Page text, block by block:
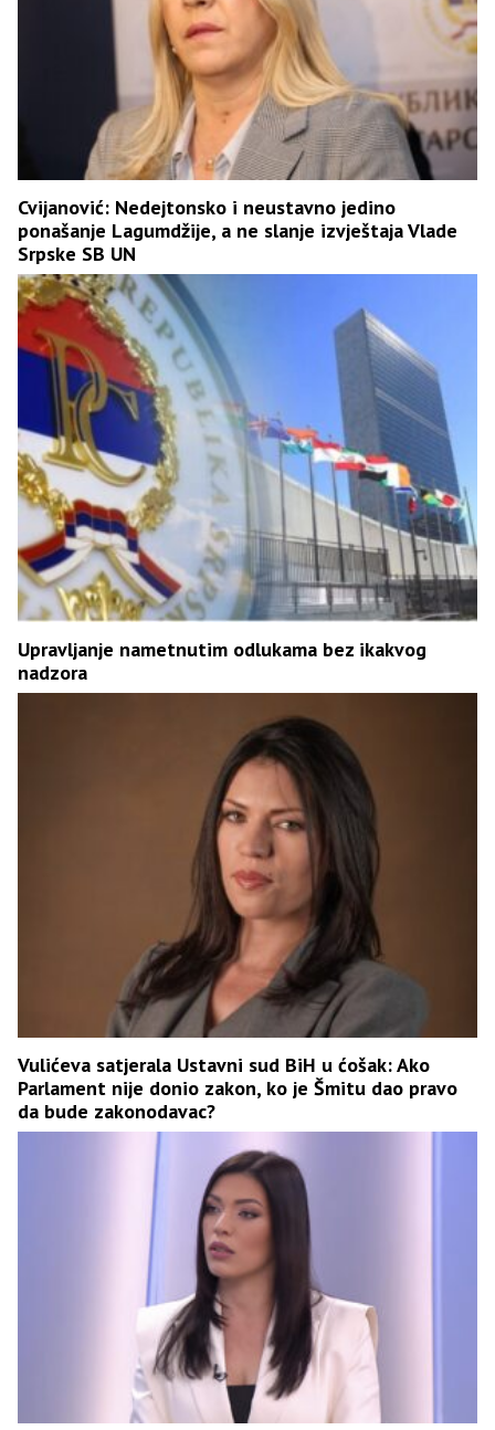
Cvijanović: Nedejtonsko i neustavno jedino
ponašanje Lagumdžije, a ne slanje izvještaja Vlade
Srpske SB UN
Upravljanje nametnutim odlukama bez ikakvog
nadzora
Vulićeva satjerala Ustavni sud BiH u ćošak: Ako
Parlament nije donio zakon, ko je Šmitu dao pravo
da bude zakonodavac?